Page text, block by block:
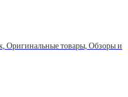
Оригинальные товары, Обзоры и